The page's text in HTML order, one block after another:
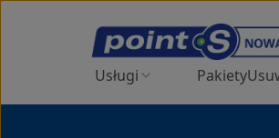
Usługi Pakiety